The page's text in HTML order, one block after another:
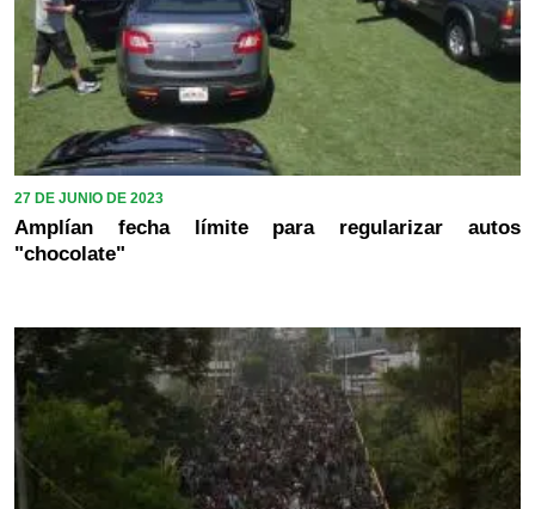
27 DE JUNIO DE 2023
Amplían fecha límite para regularizar autos
"chocolate"